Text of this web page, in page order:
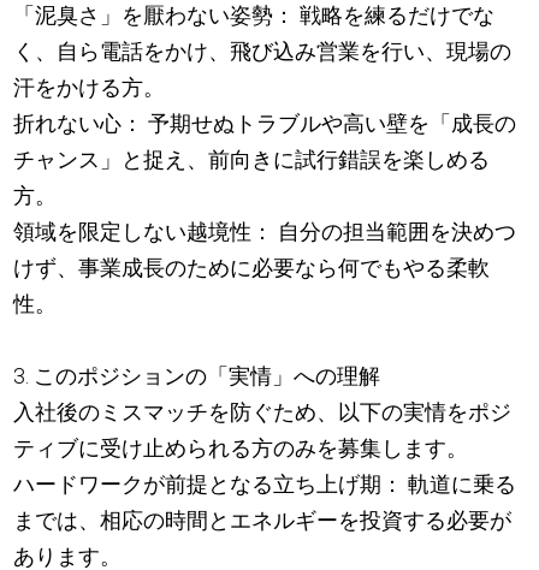
「泥臭さ」を厭わない姿勢： 戦略を練るだけでな
く、自ら電話をかけ、飛び込み営業を行い、現場の
汗をかける方。
折れない心： 予期せぬトラブルや高い壁を「成長の
チャンス」と捉え、前向きに試行錯誤を楽しめる
方。
領域を限定しない越境性： 自分の担当範囲を決めつ
けず、事業成長のために必要なら何でもやる柔軟
性。
3. このポジションの「実情」への理解
入社後のミスマッチを防ぐため、以下の実情をポジ
ティブに受け止められる方のみを募集します。
ハードワークが前提となる立ち上げ期： 軌道に乗る
までは、相応の時間とエネルギーを投資する必要が
あります。